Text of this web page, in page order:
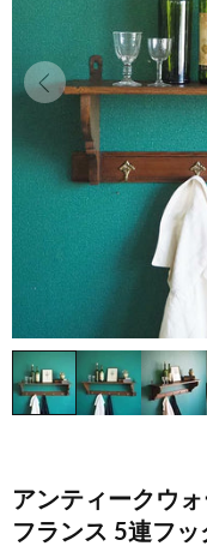
アンティークウ
フランス 5連フ